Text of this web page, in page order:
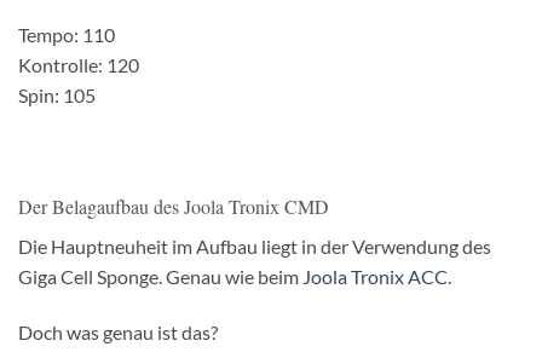
Tempo: 110
Kontrolle: 120
Spin: 105
Der Belagaufbau des Joola Tronix CMD
Die Hauptneuheit im Aufbau liegt in der Verwendung des
Giga Cell Sponge. Genau wie beim Joola Tronix ACC.
Doch was genau ist das?